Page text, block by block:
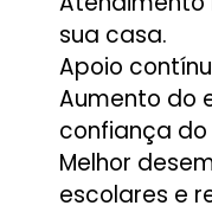
sua casa.
Apoio
Aumento do
confiança do
Melhor
escolares e